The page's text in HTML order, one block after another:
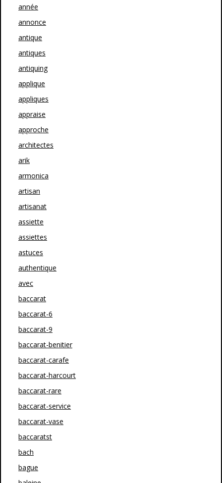
année
annonce
antique
antiques
antiquing
applique
appliques
appraise
approche
architectes
arik
armonica
artisan
artisanat
assiette
assiettes
astuces
authentique
avec
baccarat
baccarat-6
baccarat-9
baccarat-benitier
baccarat-carafe
baccarat-harcourt
baccarat-rare
baccarat-service
baccarat-vase
baccaratst
bach
bague